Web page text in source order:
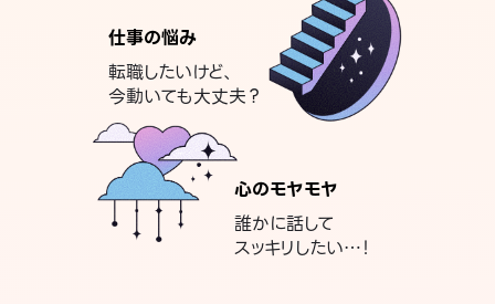
仕事の悩み
転職したいけど、
今動いても大丈夫？
心のモヤモヤ
誰かに話して
スッキリしたい…！